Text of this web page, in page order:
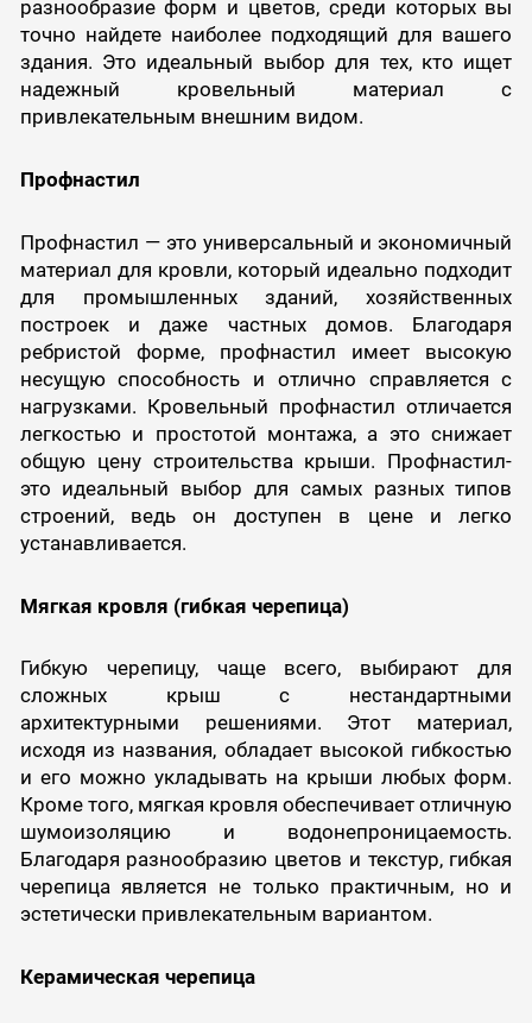
разнообразие форм и цветов, среди которых вы
точно найдете наиболее подходящий для вашего
здания. Это идеальный выбор для тех, кто ищет
надежный кровельный материал с
привлекательным внешним видом.
Профнастил
Профнастил — это универсальный и экономичный
материал для кровли, который идеально подходит
для промышленных зданий, хозяйственных
построек и даже частных домов. Благодаря
ребристой форме, профнастил имеет высокую
несущую способность и отлично справляется с
нагрузками. Кровельный профнастил отличается
легкостью и простотой монтажа, а это снижает
общую цену строительства крыши. Профнастил-
это идеальный выбор для самых разных типов
строений, ведь он доступен в цене и легко
устанавливается.
Мягкая кровля (гибкая черепица)
Гибкую черепицу, чаще всего, выбирают для
сложных крыш с нестандартными
архитектурными решениями. Этот материал,
исходя из названия, обладает высокой гибкостью
и его можно укладывать на крыши любых форм.
Кроме того, мягкая кровля обеспечивает отличную
шумоизоляцию и водонепроницаемость.
Благодаря разнообразию цветов и текстур, гибкая
черепица является не только практичным, но и
эстетически привлекательным вариантом.
Керамическая черепица